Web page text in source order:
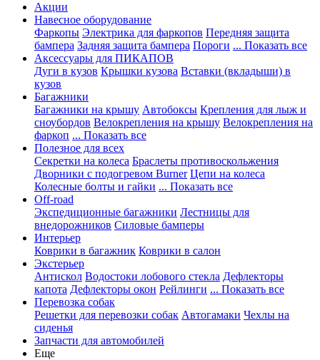
Акции
Навесное оборудование
Фаркопы Электрика для фаркопов Передняя защита
бампера Задняя защита бампера Пороги ... Показать все
Аксессуары для ПИКАПОВ
Дуги в кузов Крышки кузова Вставки (вкладыши) в
кузов
Багажники
Багажники на крышу Автобоксы Крепления для лыж и
сноубордов Велокрепления на крышу Велокрепления на
фаркоп ... Показать все
Полезное для всех
Секретки на колеса Браслеты противоскольжения
Дворники с подогревом Burner Цепи на колеса
Колесные болты и гайки ... Показать все
Off-road
Экспедиционные багажники Лестницы для
внедорожников Силовые бамперы
Интерьер
Коврики в багажник Коврики в салон
Экстерьер
Антискол Водостоки лобового стекла Дефлекторы
капота Дефлекторы окон Рейлинги ... Показать все
Перевозка собак
Решетки для перевозки собак Автогамаки Чехлы на
сиденья
Запчасти для автомобилей
Еще